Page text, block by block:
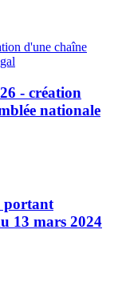
- création
nationale
portant
13 mars 2024